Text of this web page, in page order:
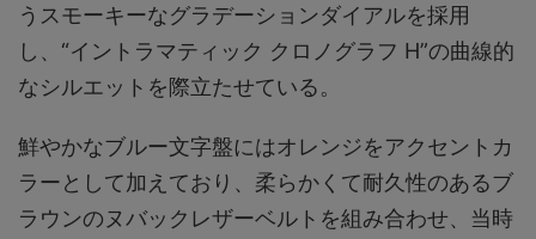
うスモーキーなグラデーションダイアルを採用
し、“イントラマティック クロノグラフ H”の曲線的
なシルエットを際立たせている。
鮮やかなブルー文字盤にはオレンジをアクセントカ
ラーとして加えており、柔らかくて耐久性のあるブ
ラウンのヌバックレザーベルトを組み合わせ、当時